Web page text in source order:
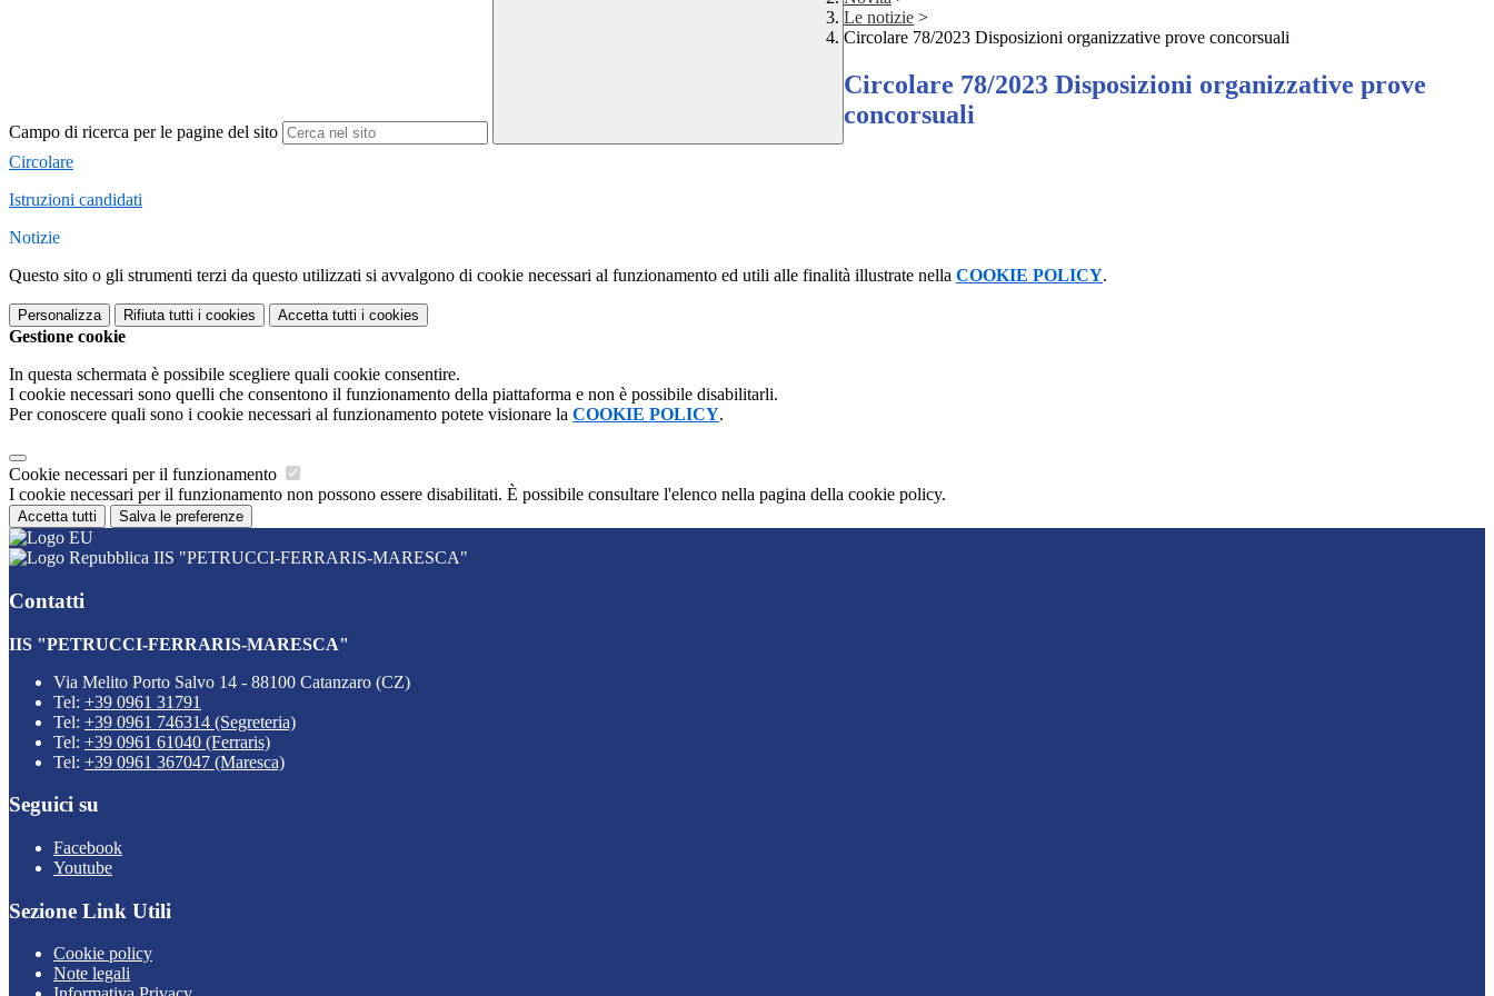
Campo di ricerca per le pagine del sito
Le notizie >
Circolare 78/2023 Disposizioni organizzative prove concorsuali
Circolare 78/2023 Disposizioni organizzative prove
concorsuali
Circolare
Istruzioni candidati
Notizie
Questo sito o gli strumenti terzi da questo utilizzati si avvalgono di cookie necessari al funzionamento ed utili alle finalità illustrate nella COOKIE POLICY.
Personalizza Rifiuta tutti i cookies Accetta tutti i cookies
Gestione cookie
In questa schermata è possibile scegliere quali cookie consentire.
I cookie necessari sono quelli che consentono il funzionamento della piattaforma e non è possibile disabilitarli.
Per conoscere quali sono i cookie necessari al funzionamento potete visionare la COOKIE POLICY.
Cookie necessari per il funzionamento
I cookie necessari per il funzionamento non possono essere disabilitati. È possibile consultare l'elenco nella pagina della cookie policy.
Accetta tutti Salva le preferenze
IIS "PETRUCCI-FERRARIS-MARESCA"
Contatti
IIS "PETRUCCI-FERRARIS-MARESCA"
Via Melito Porto Salvo 14 - 88100 Catanzaro (CZ)
Tel: +39 0961 31791
Tel: +39 0961 746314 (Segreteria)
Tel: +39 0961 61040 (Ferraris)
Tel: +39 0961 367047 (Maresca)
Seguici su
Facebook
Youtube
Sezione Link Utili
Cookie policy
Note legali